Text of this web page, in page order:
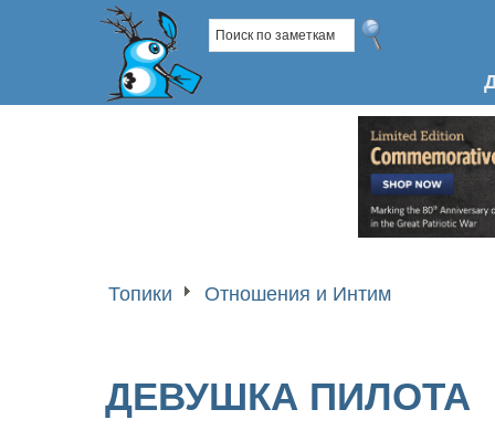
Топики Отношения и Интим
ДЕВУШКА ПИЛОТА